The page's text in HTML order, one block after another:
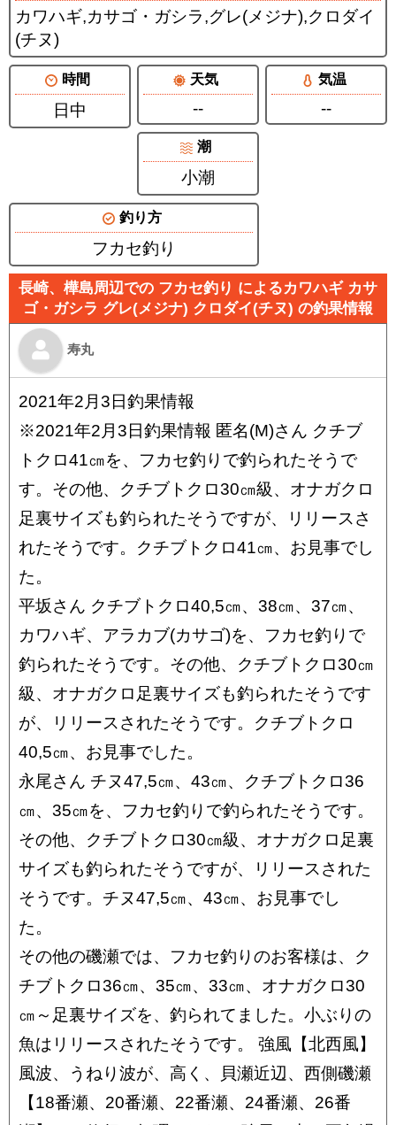
カワハギ,カサゴ・ガシラ,グレ(メジナ),クロダイ
(チヌ)
時間
日中
天気
--
気温
--
潮
小潮
釣り方
フカセ釣り
長崎、樺島周辺での フカセ釣り によるカワハギ カサ
ゴ・ガシラ グレ(メジナ) クロダイ(チヌ) の釣果情報
寿丸
2021年2月3日釣果情報
※2021年2月3日釣果情報 匿名(M)さん クチブ
トクロ41㎝を、フカセ釣りで釣られたそうで
す。その他、クチブトクロ30㎝級、オナガクロ
足裏サイズも釣られたそうですが、リリースさ
れたそうです。クチブトクロ41㎝、お見事でし
た。
平坂さん クチブトクロ40,5㎝、38㎝、37㎝、
カワハギ、アラカブ(カサゴ)を、フカセ釣りで
釣られたそうです。その他、クチブトクロ30㎝
級、オナガクロ足裏サイズも釣られたそうです
が、リリースされたそうです。クチブトクロ
40,5㎝、お見事でした。
永尾さん チヌ47,5㎝、43㎝、クチブトクロ36
㎝、35㎝を、フカセ釣りで釣られたそうです。
その他、クチブトクロ30㎝級、オナガクロ足裏
サイズも釣られたそうですが、リリースされた
そうです。チヌ47,5㎝、43㎝、お見事でし
た。
その他の磯瀬では、フカセ釣りのお客様は、ク
チブトクロ36㎝、35㎝、33㎝、オナガクロ30
㎝～足裏サイズを、釣られてました。小ぶりの
魚はリリースされたそうです。 強風【北西風】
風波、うねり波が、高く、貝瀬近辺、西側磯瀬
【18番瀬、20番瀬、22番瀬、24番瀬、26番